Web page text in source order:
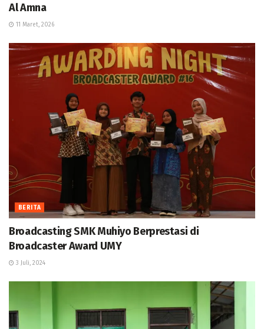
Al Amna
11 Maret, 2026
BERITA
Broadcasting SMK Muhiyo Berprestasi di
Broadcaster Award UMY
3 Juli, 2024